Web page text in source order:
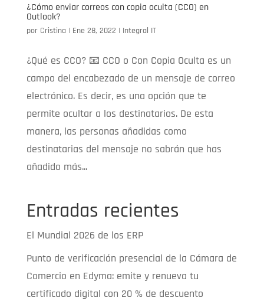
¿Cómo enviar correos con copia oculta (CCO) en
Outlook?
por Cristina | Ene 28, 2022 | Integral IT
¿Qué es CCO? 📧 CCO o Con Copia Oculta es un
campo del encabezado de un mensaje de correo
electrónico. Es decir, es una opción que te
permite ocultar a los destinatarios. De esta
manera, las personas añadidas como
destinatarias del mensaje no sabrán que has
añadido más...
Entradas recientes
El Mundial 2026 de los ERP
Punto de verificación presencial de la Cámara de
Comercio en Edyma: emite y renueva tu
certificado digital con 20 % de descuento